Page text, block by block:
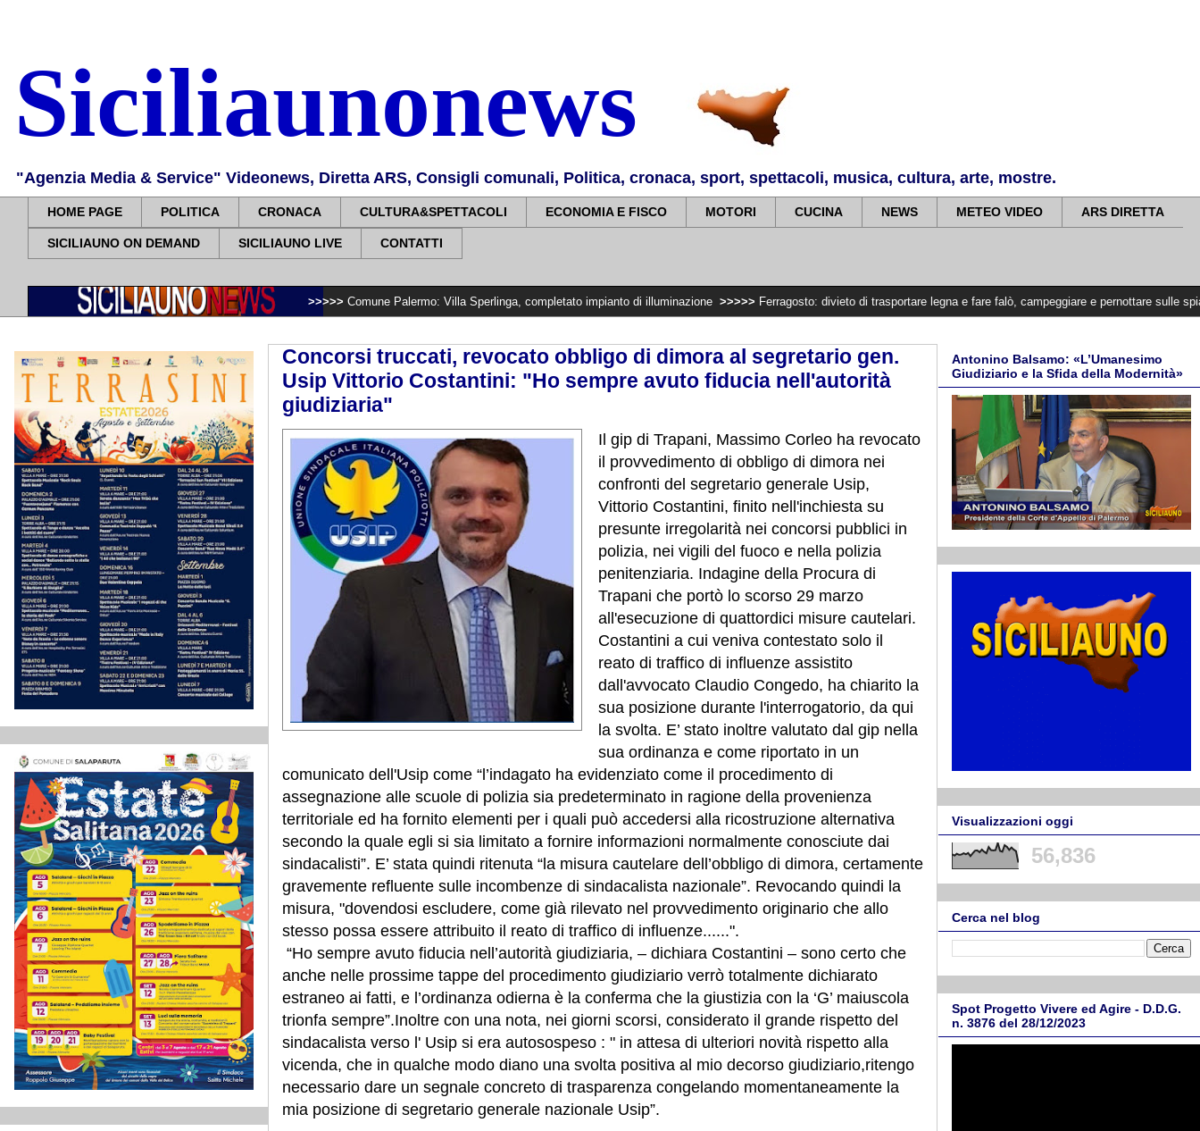
Siciliaunonews
"Agenzia Media & Service" Videonews, Diretta ARS, Consigli comunali, Politica, cronaca, sport, spettacoli, musica, cultura, arte, mostre.
HOME PAGE POLITICA CRONACA CULTURA&SPETTACOLI ECONOMIA E FISCO MOTORI CUCINA NEWS METEO VIDEO ARS DIRETTA
SICILIAUNO ON DEMAND SICILIAUNO LIVE CONTATTI
>>>>> Comune Palermo: Villa Sperlinga, completato impianto di illuminazione >>>>> Ferragosto: divieto di trasportare legna e fare falò, campeggiare e pernottare sulle spiagge >>>>>
Concorsi truccati, revocato obbligo di dimora al segretario gen.
Usip Vittorio Costantini: "Ho sempre avuto fiducia nell'autorità
giudiziaria"
Il gip di Trapani, Massimo Corleo ha revocato
il provvedimento di obbligo di dimora nei
confronti del segretario generale Usip,
Vittorio Costantini, finito nell'inchiesta su
presunte irregolarità nei concorsi pubblici in
polizia, nei vigili del fuoco e nella polizia
penitenziaria. Indagine della Procura di
Trapani che portò lo scorso 29 marzo
all'esecuzione di quattordici misure cautelari.
Costantini a cui veniva contestato solo il
reato di traffico di influenze assistito
dall'avvocato Claudio Congedo, ha chiarito la
sua posizione durante l'interrogatorio, da qui
la svolta. E’ stato inoltre valutato dal gip nella
sua ordinanza e come riportato in un
comunicato dell'Usip come “l’indagato ha evidenziato come il procedimento di
assegnazione alle scuole di polizia sia predeterminato in ragione della provenienza
territoriale ed ha fornito elementi per i quali può accedersi alla ricostruzione alternativa
secondo la quale egli si sia limitato a fornire informazioni normalmente conosciute dai
sindacalisti”. E’ stata quindi ritenuta “la misura cautelare dell’obbligo di dimora, certamente
gravemente refluente sulle incombenze di sindacalista nazionale”. Revocando quindi la
misura, "dovendosi escludere, come già rilevato nel provvedimento originario che allo
stesso possa essere attribuito il reato di traffico di influenze......".
“Ho sempre avuto fiducia nell’autorità giudiziaria, – dichiara Costantini – sono certo che
anche nelle prossime tappe del procedimento giudiziario verrò totalmente dichiarato
estraneo ai fatti, e l’ordinanza odierna è la conferma che la giustizia con la ‘G’ maiuscola
trionfa sempre”.Inoltre con una nota, nei giorni scorsi, considerato il grande rispetto del
sindacalista verso l' Usip si era autosospeso : " in attesa di ulteriori novità rispetto alla
vicenda, che in qualche modo diano una svolta positiva al mio decorso giudiziario,ritengo
necessario dare un segnale concreto di trasparenza congelando momentaneamente la
mia posizione di segretario generale nazionale Usip”.
Antonino Balsamo: «L’Umanesimo
Giudiziario e la Sfida della Modernità»
Visualizzazioni oggi
56,836
Cerca nel blog
Spot Progetto Vivere ed Agire - D.D.G.
n. 3876 del 28/12/2023